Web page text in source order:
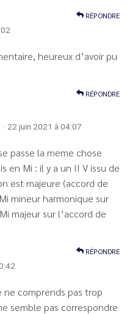
RÉPONDRE
heureux d’avoir pu
RÉPONDRE
· 22 juin 2021 à 04:07
passe la meme chose
en Mi : il y a un II V issu de
est majeure (accord de
mineur harmonique sur
majeur sur l’accord de
RÉPONDRE
ne comprends pas trop
semble pas correspondre